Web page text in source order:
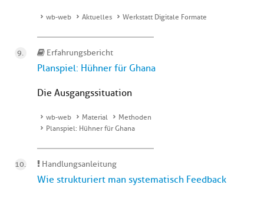
wb-web Aktuelles Werkstatt Digitale Formate
Erfahrungsbericht
Planspiel: Hühner für Ghana
Die Ausgangssituation
wb-web Material
Methoden
Planspiel: Hühner für Ghana
Handlungsanleitung
Wie strukturiert man systematisch Feedback